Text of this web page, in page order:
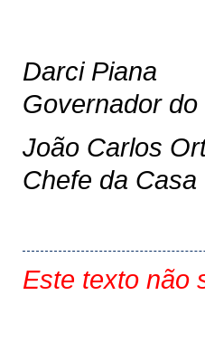
Darci Piana
Governador
João Carlos
Chefe da Casa
Este texto não